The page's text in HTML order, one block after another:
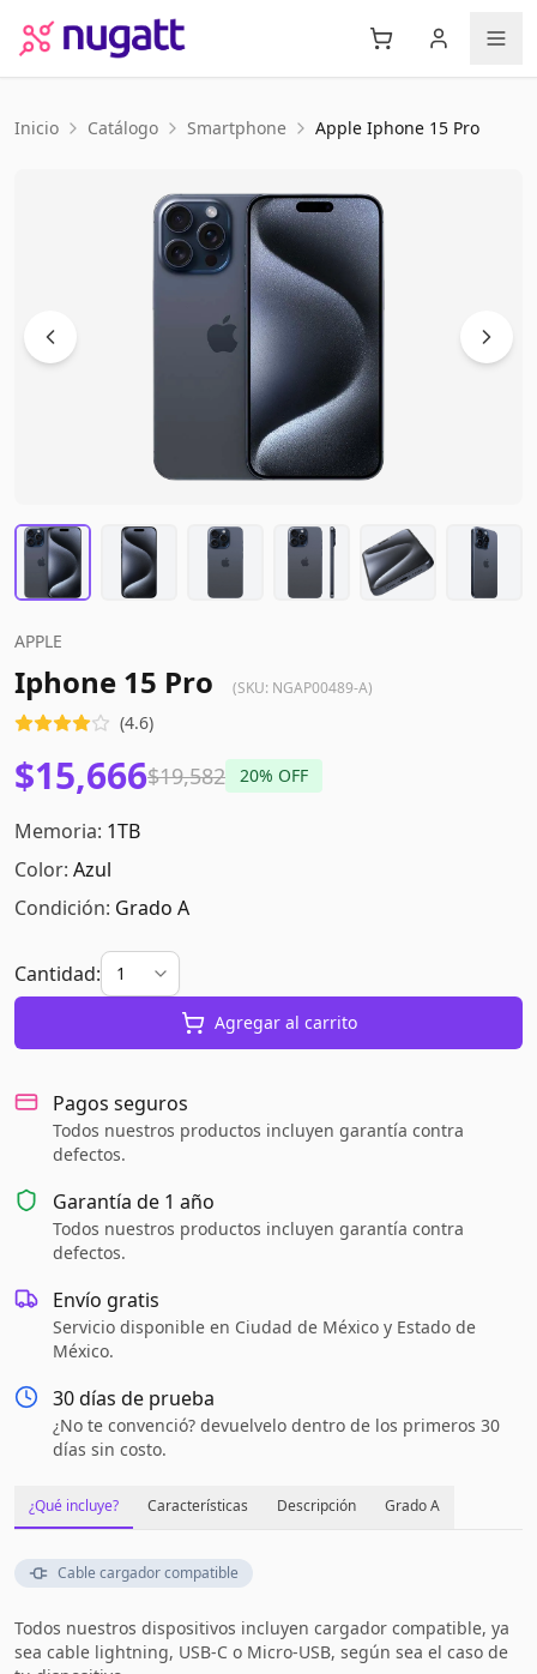
Inicio Catálogo Smartphone Apple Iphone 15 Pro
APPLE
Iphone 15 Pro (SKU: NGAP00489-A)
(4.6)
$15,666$19,582 20% OFF
Memoria: 1TB
Color: Azul
Condición: Grado A
Cantidad:
Agregar al carrito
Pagos seguros
Todos nuestros productos incluyen garantía contra
defectos.
Garantía de 1 año
Todos nuestros productos incluyen garantía contra
defectos.
Envío gratis
Servicio disponible en Ciudad de México y Estado de
México.
30 días de prueba
¿No te convenció? devuelvelo dentro de los primeros 30
días sin costo.
¿Qué incluye? Características Descripción Grado A
Cable cargador compatible
Todos nuestros dispositivos incluyen cargador compatible, ya
sea cable lightning, USB-C o Micro-USB, según sea el caso de